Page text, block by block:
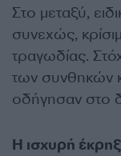
Στο μεταξύ,
συνεχώς,
τραγωδίας.
των συνθηκών
οδήγησαν στο
Η ισχυρή